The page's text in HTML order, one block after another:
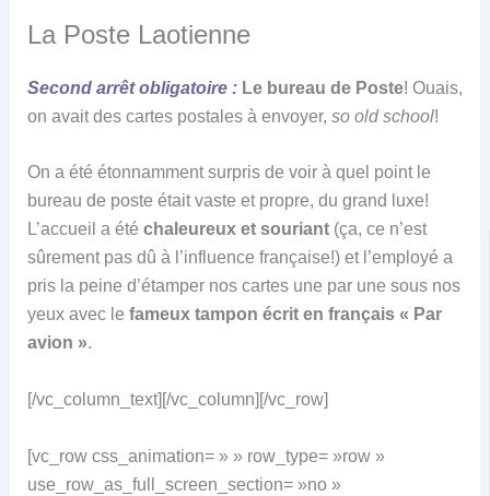
La Poste Laotienne
Second arrêt obligatoire : Le bureau de Poste! Ouais,
on avait des cartes postales à envoyer, so old school!
On a été étonnamment surpris de voir à quel point le
bureau de poste était vaste et propre, du grand luxe!
L’accueil a été chaleureux et souriant(ça, ce n’est
sûrement pas dû à l’influence française!) et l’employé a
pris la peine d’étamper nos cartes une par une sous nos
yeux avec le fameux tampon écrit en français « Par
avion ».
[/vc_column_text][/vc_column][/vc_row]
[vc_row css_animation= » » row_type= »row »
use_row_as_full_screen_section= »no »